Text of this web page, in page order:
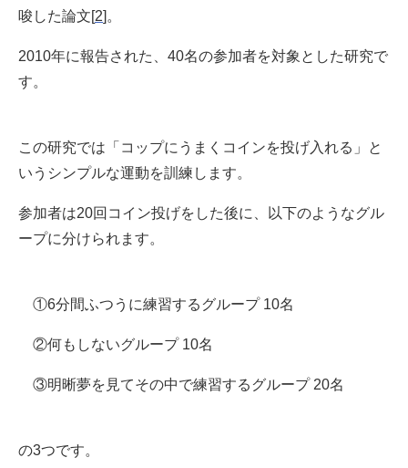
唆した論文[2]。
2010年に報告された、40名の参加者を対象とした研究で
す。
この研究では「コップにうまくコインを投げ入れる」と
いうシンプルな運動を訓練します。
参加者は20回コイン投げをした後に、以下のようなグル
ープに分けられます。
①6分間ふつうに練習するグループ 10名
②何もしないグループ 10名
③明晰夢を見てその中で練習するグループ 20名
の3つです。